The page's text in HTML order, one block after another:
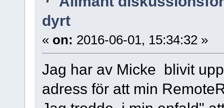
dyrt
« on: 2016-06-01, 15:34:32 »
Jag har av Micke blivit
adress för att min